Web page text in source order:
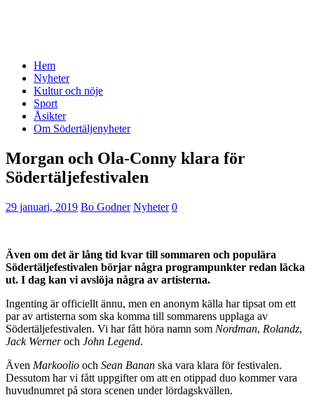
Hem
Nyheter
Kultur och nöje
Sport
Åsikter
Om Södertäljenyheter
Morgan och Ola-Conny klara för
Södertäljefestivalen
29 januari, 2019 Bo Godner Nyheter 0
Även om det är lång tid kvar till sommaren och populära
Södertäljefestivalen börjar några programpunkter redan läcka
ut. I dag kan vi avslöja några av artisterna.
Ingenting är officiellt ännu, men en anonym källa har tipsat om ett
par av artisterna som ska komma till sommarens upplaga av
Södertäljefestivalen. Vi har fått höra namn som Nordman, Rolandz,
Jack Werneroch John Legend.
Även Markoolio och Sean Banan ska vara klara för festivalen.
Dessutom har vi fått uppgifter om att en otippad duo kommer vara
huvudnumret på stora scenen under lördagskvällen.